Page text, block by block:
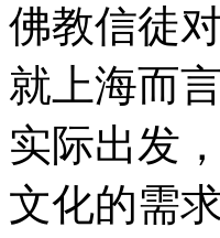
佛教信徒
就上海而
实际出发
文化的需